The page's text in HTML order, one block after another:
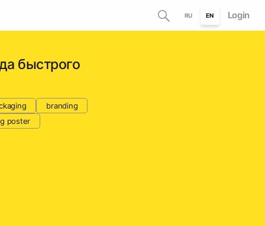
RU EN Login
быстрого
branding
poster